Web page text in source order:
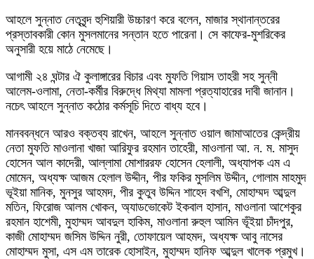
আহলে সুন্নাত নেতৃবৃন্দ হুশিয়ারী উচ্চারণ করে বলেন, মাজার স্থানান্তরের
প্রস্তাবকারী কোন মুসলমানের সন্তান হতে পারেনা। সে কাফের-মুশরিকের
অনুসারী হয়ে মাঠে নেমেছে।
আগামী ২৪ ঘন্টার ঐ কুলাঙ্গারের বিচার এবং মুফতি গিয়াস তাহরী সহ সুন্নী
আলেম-ওলামা, নেতা-কর্মীর বিরুদ্ধে মিথ্যা মামলা প্রত্যাহারের দাবী জানান।
নচেৎ আহলে সুন্নাত কঠোর কর্মসূচি দিতে বাধ্য হবে।
মানববন্ধনে আরও বক্তব্য রাখেন, আহলে সুন্নাত ওয়াল জামাআতের কেন্দ্রীয়
নেতা মুফতি মাওলানা খাজা আরিফুর রহমান তাহেরী, মাওলানা আ. ন. ম. মাসুদ
হোসেন আল কাদেরী, আল্লামা মোশাররফ হোসেন হেলালী, অধ্যাপক এম এ
মোমেন, অধ্যক্ষ আজম হেলাল উদ্দীন, পীর ফকির মুসলিম উদ্দীন, গোলাম মাহমুদ
ভূইয়া মানিক, মুনসুর আহমদ, পীর কুতুব উদ্দিন শাহেদ বখশি, মোহাম্মদ আব্দুল
মতিন, ফিরোজ আলম খোকন, অ্যাডভোকেট ইকবাল হাসান, মাওলানা আশেকুর
রহমান হাশেমী, মুহাম্মদ আবদুল হাকিম, মাওলানা রুহুল আমিন ভূঁইয়া চাঁদপুর,
কাজী মোহাম্মদ জসিম উদ্দিন নুরী, তোফায়েল আহমদ, অধ্যক্ষ আবু নাসের
মোহাম্মদ মুসা, এস এম তারেক হোসাইন, মুহাম্মদ হানিফ আব্দুল খালেক প্রমুখ।